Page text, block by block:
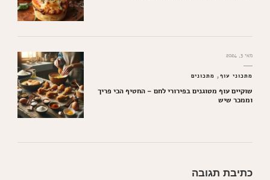
מאי 3, 2024
מתכוני עוף מתכונים
שוקיים עוף מטוגנים בפירורי לחם – החטיף הכי פריך
וממכר שיש
כתיבת תגובה